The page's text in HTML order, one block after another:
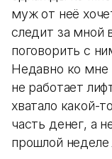
муж от неё
следит за мной
поговорить с
Недавно ко мне
не работает
хватало какой-
часть денег, а
прошлой неделе